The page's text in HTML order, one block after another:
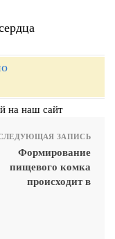
на наш сайт
ЗАПИСЬ
Формирование
пищевого комка
происходит в